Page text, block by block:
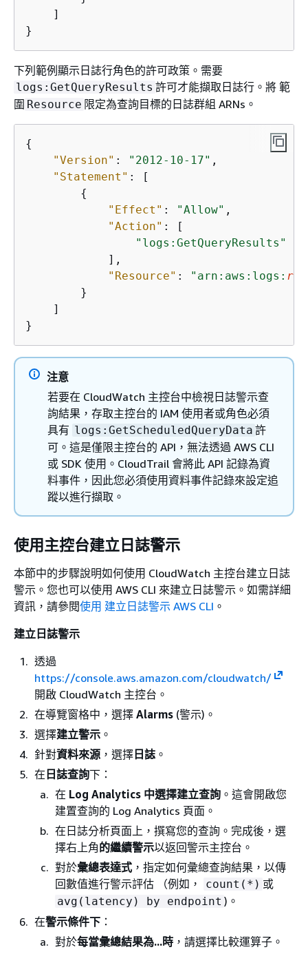
    ]
}
下列範例顯示日誌行角色的許可政策。需要
logs:GetQueryResults 許可才能擷取日誌行。將 範
圍 Resource 限定為查詢目標的日誌群組 ARNs。
{
"Version" : "2012-10-17" ,
"Statement" : [
{
"Effect" : "Allow" ,
"Action" : [
"logs:GetQueryResults"
            ],
"Resource" : "arn:aws:logs:
        }
    ]
}
注意
若要在 CloudWatch 主控台中檢視日誌警示查
詢結果，存取主控台的 IAM 使用者或角色必須
具有 logs:GetScheduledQueryData 許
可。這是僅限主控台的 API，無法透過 AWS CLI
或 SDK 使用。CloudTrail 會將此 API 記錄為資
料事件，因此您必須使用資料事件記錄來設定追
蹤以進行擷取。
使用主控台建立日誌警示
本節中的步驟說明如何使用 CloudWatch 主控台建立日誌
警示。您也可以使用 AWS CLI 來建立日誌警示。如需詳細
資訊，請參閱使用 建立日誌警示 AWS CLI 。
建立日誌警示
透過
https://console.aws.amazon.com/cloudwatch/
開啟 CloudWatch 主控台。
在導覽窗格中，選擇 Alarms (警示)。
選擇建立警示 。
針對資料來源 ，選擇 日誌 。
在 日誌查詢下：
在 Log Analytics 中選擇建立查詢 。這會開啟您
建置查詢的 Log Analytics 頁面。
在日誌分析頁面上，撰寫您的查詢。完成後，選
擇右上角的繼續警示以返回警示主控台。
對於彙總表達式 ，指定如何彙總查詢結果，以傳
回數值進行警示評估 （例如，
count(*) 或
avg(latency) by endpoint )。
在警示條件下 ：
對於每當彙總結果為...時 ，請選擇比較運算子。